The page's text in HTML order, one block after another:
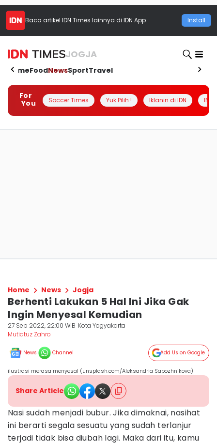
Baca artikel IDN Times lainnya di IDN App Install
JOGJA
HomeFoodNewsSportTravel
For
You
Soccer Times Yuk Pilih ! Iklanin di IDN
Home News Jogja
Berhenti Lakukan 5 Hal Ini Jika Gak
Ingin Menyesal Kemudian
27 Sep 2022, 22:00 WIB Kota Yogyakarta
Mutiatuz Zahro
News Channel Add Us on Google
ilustrasi merasa menyesal (unsplash.com/Aleksandria Sapozhnikova)
Share Article
Nasi sudah menjadi bubur. Jika dimaknai, nasihat
ini berarti segala sesuatu yang sudah terlanjur
terjadi tidak bisa diubah lagi. Maka dari itu, kamu